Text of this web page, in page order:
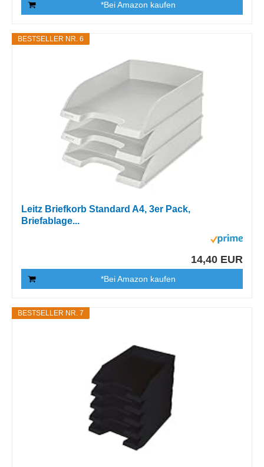
*Bei Amazon kaufen
BESTSELLER NR. 6
Leitz Briefkorb Standard A4, 3er Pack,
Briefablage...
14,40 EUR
*Bei Amazon kaufen
BESTSELLER NR. 7